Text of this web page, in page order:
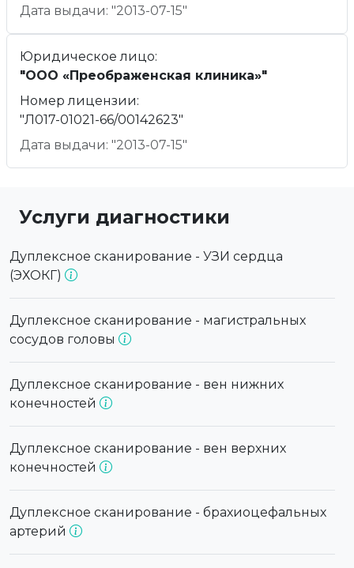
Дата выдачи: "2013-07-15"
Юридическое лицо:
"ООО «Преображенская клиника»"
Номер лицензии:
"Л017-01021-66/00142623"
Дата выдачи: "2013-07-15"
Услуги диагностики
Дуплексное сканирование - УЗИ сердца
(ЭХОКГ)
Дуплексное сканирование - магистральных
сосудов головы
Дуплексное сканирование - вен нижних
конечностей
Дуплексное сканирование - вен верхних
конечностей
Дуплексное сканирование - брахиоцефальных
артерий